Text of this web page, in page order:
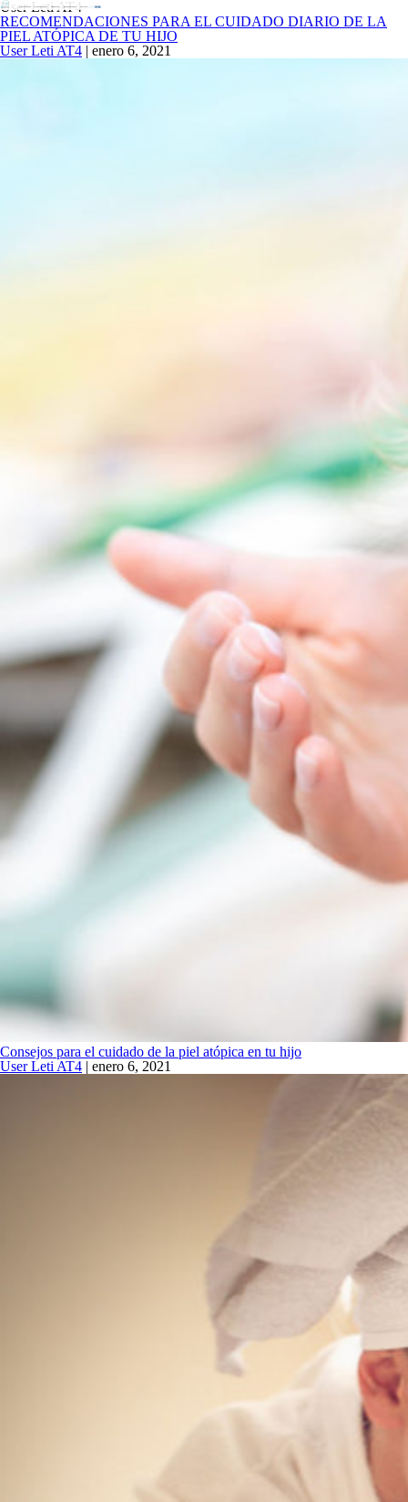
User Leti AT4
RECOMENDACIONES PARA EL CUIDADO DIARIO DE LA
PIEL ATÓPICA DE TU HIJO
User Leti AT4 | enero 6, 2021
Consejos para el cuidado de la piel atópica en tu hijo
User Leti AT4 | enero 6, 2021